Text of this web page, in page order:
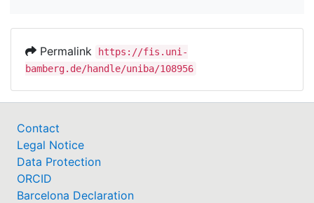
Permalink
https://fis.uni-
bamberg.de/handle/uniba/108956
Contact
Legal Notice
Data Protection
ORCID
Barcelona Declaration